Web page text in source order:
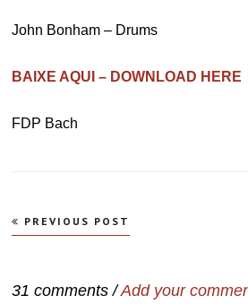
John Bonham – Drums
BAIXE AQUI – DOWNLOAD HERE
FDP Bach
Navegação
de
PREVIOUS POST
31 comments /Add your